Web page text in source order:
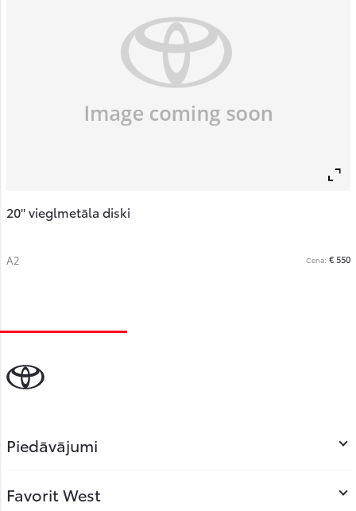
20'' vieglmetāla diski
A2 Cena: € 550
Piedāvājumi
Favorit West